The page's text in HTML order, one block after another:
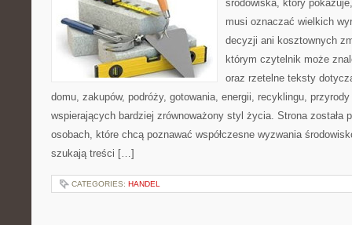
środowiska, który
musi oznaczać wielkich
decyzji ani kosztownych
którym czytelnik może
oraz rzetelne teksty
domu, zakupów, podróży, gotowania, energii, recyklingu,
wspierających bardziej zrównoważony styl życia. Strona została
osobach, które chcą poznawać współczesne wyzwania
szukają treści […]
CATEGORIES: HANDEL